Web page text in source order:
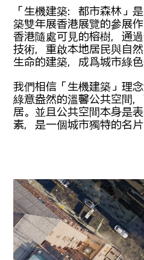
「生機建築：都市森林」
築雙年展香港展覽的參展
香港隨處可見的榕樹，通
技術，重啟本地居民與自
生命的建築，成爲城市綠
我們相信「生機建築」理
綠意盎然的溫馨公共空間
居。並且公共空間本身是
素，是一個城市獨特的名片